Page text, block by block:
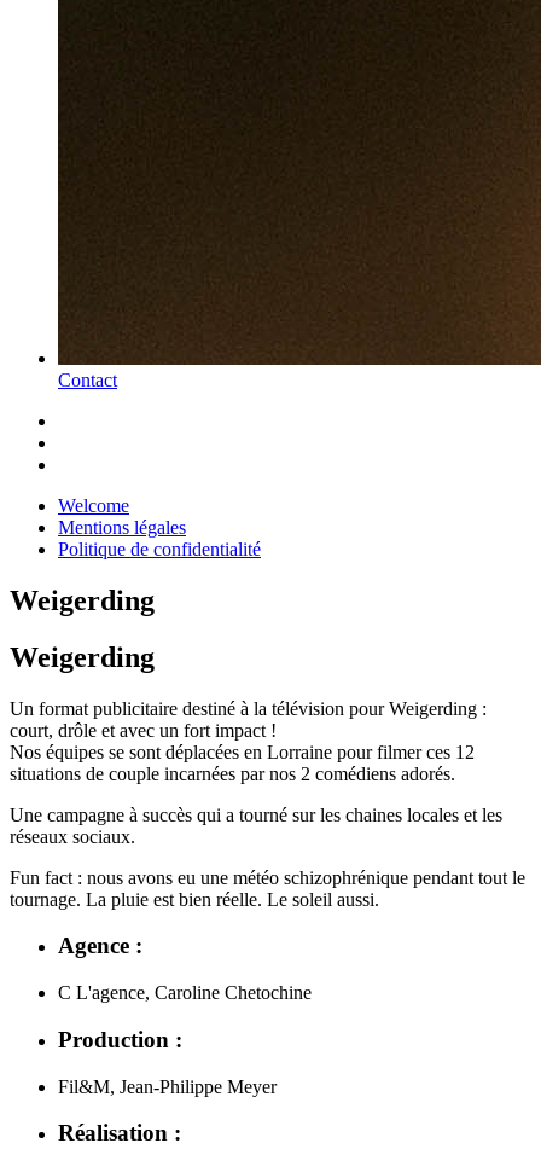
Contact
Welcome
Mentions légales
Politique de confidentialité
Weigerding
Weigerding
Un format publicitaire destiné à la télévision pour Weigerding :
court, drôle et avec un fort impact !
Nos équipes se sont déplacées en Lorraine pour filmer ces 12
situations de couple incarnées par nos 2 comédiens adorés.
Une campagne à succès qui a tourné sur les chaines locales et les
réseaux sociaux.
Fun fact : nous avons eu une météo schizophrénique pendant tout le
tournage. La pluie est bien réelle. Le soleil aussi.
Agence :
C L'agence, Caroline Chetochine
Production :
Fil&M, Jean-Philippe Meyer
Réalisation :